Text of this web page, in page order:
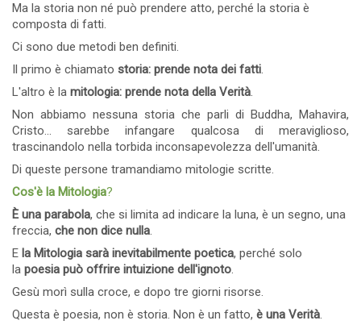
Ma la storia non né può prendere atto, perché la storia è
composta di fatti.
Ci sono due metodi ben definiti.
Il primo è chiamato storia: prende nota dei fatti.
L'altro è la mitologia: prende nota della Verità.
Non abbiamo nessuna storia che parli di Buddha, Mahavira,
Cristo... sarebbe infangare qualcosa di meraviglioso,
trascinandolo nella torbida inconsapevolezza dell'umanità.
Di queste persone tramandiamo mitologie scritte.
Cos'è la Mitologia?
È una parabola, che si limita ad indicare la luna, è un segno, una
freccia, che non dice nulla.
E la Mitologia sarà inevitabilmente poetica, perché solo
la poesia può offrire intuizione dell'ignoto.
Gesù morì sulla croce, e dopo tre giorni risorse.
Questa è poesia, non è storia. Non è un fatto, è una Verità.